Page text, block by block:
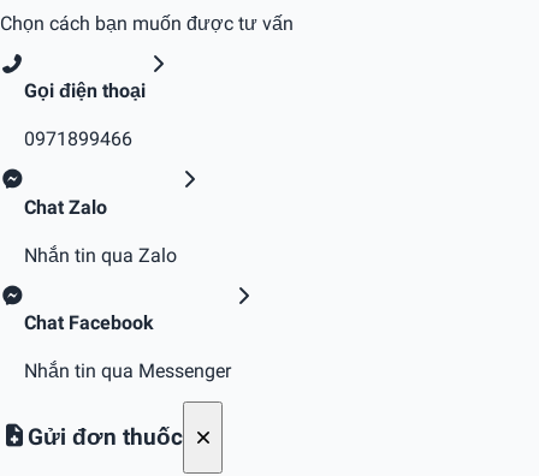
Chọn cách bạn muốn được tư vấn
Gọi điện thoại
0971899466
Chat Zalo
Nhắn tin qua Zalo
Chat Facebook
Nhắn tin qua Messenger
Gửi đơn thuốc